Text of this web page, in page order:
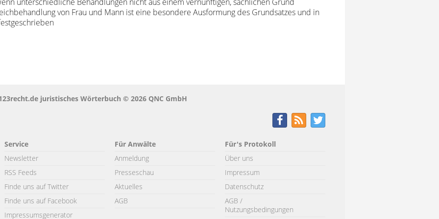
von Frau und Mann ist eine besondere Ausformung des Grundsatzes und in
juristisches Wörterbuch © 2026 QNC GmbH
Service
Newsletter
RSS Feeds
Finde uns auf Twitter
Finde uns auf Facebook
Impressumsgenerator
Für Anwälte
Anmeldung
Presseschau
Aktuelles
AGB
Für's Protokoll
Über uns
Impressum
Datenschutz
AGB /
Nutzungsbedingungen